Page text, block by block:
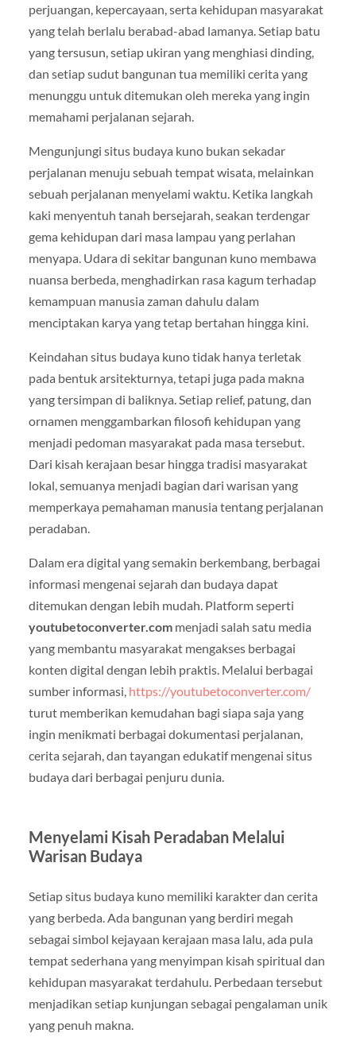
perjuangan, kepercayaan, serta kehidupan masyarakat
yang telah berlalu berabad-abad lamanya. Setiap batu
yang tersusun, setiap ukiran yang menghiasi dinding,
dan setiap sudut bangunan tua memiliki cerita yang
menunggu untuk ditemukan oleh mereka yang ingin
memahami perjalanan sejarah.
Mengunjungi situs budaya kuno bukan sekadar
perjalanan menuju sebuah tempat wisata, melainkan
sebuah perjalanan menyelami waktu. Ketika langkah
kaki menyentuh tanah bersejarah, seakan terdengar
gema kehidupan dari masa lampau yang perlahan
menyapa. Udara di sekitar bangunan kuno membawa
nuansa berbeda, menghadirkan rasa kagum terhadap
kemampuan manusia zaman dahulu dalam
menciptakan karya yang tetap bertahan hingga kini.
Keindahan situs budaya kuno tidak hanya terletak
pada bentuk arsitekturnya, tetapi juga pada makna
yang tersimpan di baliknya. Setiap relief, patung, dan
ornamen menggambarkan filosofi kehidupan yang
menjadi pedoman masyarakat pada masa tersebut.
Dari kisah kerajaan besar hingga tradisi masyarakat
lokal, semuanya menjadi bagian dari warisan yang
memperkaya pemahaman manusia tentang perjalanan
peradaban.
Dalam era digital yang semakin berkembang, berbagai
informasi mengenai sejarah dan budaya dapat
ditemukan dengan lebih mudah. Platform seperti
youtubetoconverter.commenjadi salah satu media
yang membantu masyarakat mengakses berbagai
konten digital dengan lebih praktis. Melalui berbagai
sumber informasi, https://youtubetoconverter.com/
turut memberikan kemudahan bagi siapa saja yang
ingin menikmati berbagai dokumentasi perjalanan,
cerita sejarah, dan tayangan edukatif mengenai situs
budaya dari berbagai penjuru dunia.
Menyelami Kisah Peradaban Melalui
Warisan Budaya
Setiap situs budaya kuno memiliki karakter dan cerita
yang berbeda. Ada bangunan yang berdiri megah
sebagai simbol kejayaan kerajaan masa lalu, ada pula
tempat sederhana yang menyimpan kisah spiritual dan
kehidupan masyarakat terdahulu. Perbedaan tersebut
menjadikan setiap kunjungan sebagai pengalaman unik
yang penuh makna.